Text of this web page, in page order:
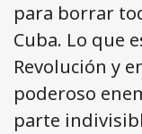
para borrar
Cuba. Lo que
Revolución y
poderoso
parte